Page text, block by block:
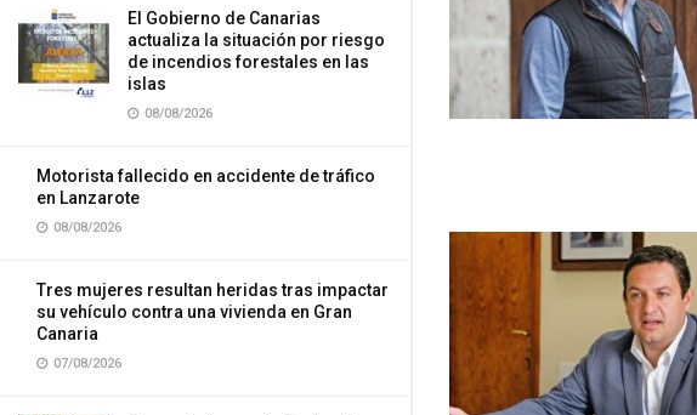
El Gobierno de Canarias
actualiza la situación por riesgo
de incendios forestales en las
islas
08/08/2026
Motorista fallecido en accidente de tráfico
en Lanzarote
08/08/2026
Tres mujeres resultan heridas tras impactar
su vehículo contra una vivienda en Gran
Canaria
07/08/2026